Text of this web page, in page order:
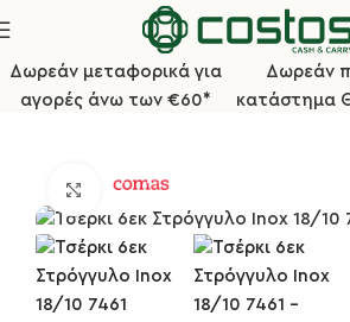
Δωρεάν μεταφορικά για
αγορές άνω των €60*
Δωρεάν
κατάστημα
Αρχική σελίδα Κουζίνα Τσέρκια
Κλικ για μεγέθυνση